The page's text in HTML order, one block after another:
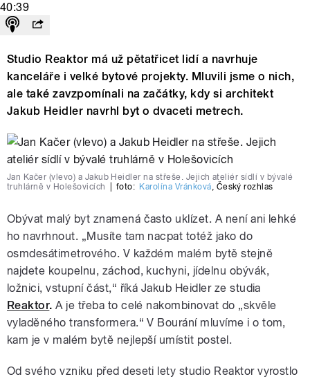
40:39
Studio Reaktor má už pětatřicet lidí a navrhuje
kanceláře i velké bytové projekty. Mluvili jsme o nich,
ale také zavzpomínali na začátky, kdy si architekt
Jakub Heidler navrhl byt o dvaceti metrech.
Jan Kačer (vlevo) a Jakub Heidler na střeše. Jejich ateliér sídlí v bývalé
truhlárně v Holešovicích
foto: Karolína Vránková, Český rozhlas
Obývat malý byt znamená často uklízet. A není ani lehké
ho navrhnout. „Musíte tam nacpat totéž jako do
osmdesátimetrového. V každém malém bytě stejně
najdete koupelnu, záchod, kuchyni, jídelnu obývák,
ložnici, vstupní část,“ říká Jakub Heidler ze studia
Reaktor. A je třeba to celé nakombinovat do „skvěle
vyladěného transformera.“ V Bourání mluvíme i o tom,
kam je v malém bytě nejlepší umístit postel.
Od svého vzniku před deseti lety studio Reaktor vyrostlo